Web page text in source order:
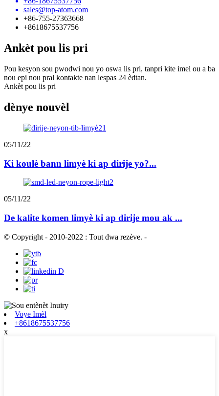
sales@top-atom.com
+86-755-27363668
+8618675537756
Ankèt pou lis pri
Pou kesyon sou pwodwi nou yo oswa lis pri, tanpri kite imel ou a ba
nou epi nou pral kontakte nan lespas 24 èdtan.
Ankèt pou lis pri
dènye nouvèl
05/11/22
Ki koulè bann limyè ki ap dirije yo?...
05/11/22
De kalite komen limyè ki ap dirije mou ak ...
© Copyright - 2010-2022 : Tout dwa rezève. -
Voye Imèl
+8618675537756
x